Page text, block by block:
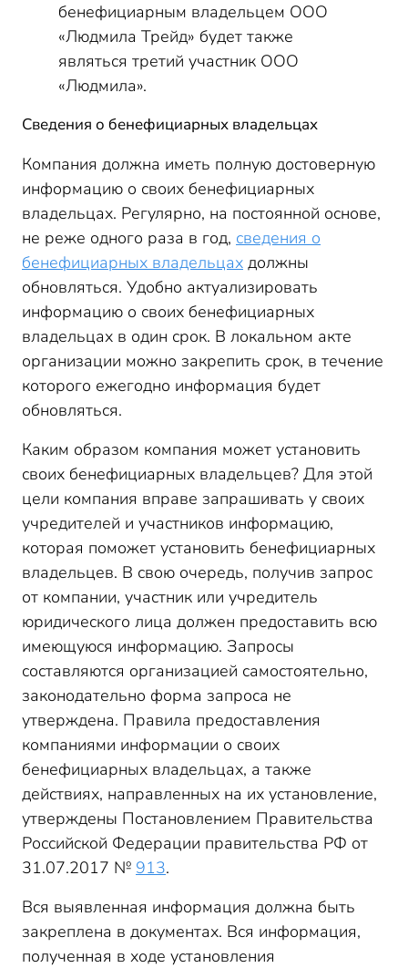
бенефициарным владельцем ООО
«Людмила Трейд» будет также
являться третий участник ООО
«Людмила».
Сведения о бенефициарных владельцах
Компания должна иметь полную достоверную
информацию о своих бенефициарных
владельцах. Регулярно, на постоянной основе,
не реже одного раза в год, сведения о
бенефициарных владельцах должны
обновляться. Удобно актуализировать
информацию о своих бенефициарных
владельцах в один срок. В локальном акте
организации можно закрепить срок, в течение
которого ежегодно информация будет
обновляться.
Каким образом компания может установить
своих бенефициарных владельцев? Для этой
цели компания вправе запрашивать у своих
учредителей и участников информацию,
которая поможет установить бенефициарных
владельцев. В свою очередь, получив запрос
от компании, участник или учредитель
юридического лица должен предоставить всю
имеющуюся информацию. Запросы
составляются организацией самостоятельно,
законодательно форма запроса не
утверждена. Правила предоставления
компаниями информации о своих
бенефициарных владельцах, а также
действиях, направленных на их установление,
утверждены Постановлением Правительства
Российской Федерации правительства РФ от
31.07.2017 № 913.
Вся выявленная информация должна быть
закреплена в документах. Вся информация,
полученная в ходе установления